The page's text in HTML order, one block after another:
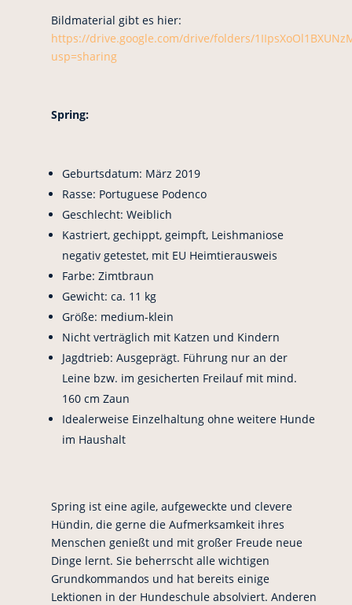
Bildmaterial gibt es hier:
https://drive.google.com/drive/folders/
usp=sharing
Spring:
Geburtsdatum: März 2019
Rasse: Portuguese Podenco
Geschlecht: Weiblich
Kastriert, gechippt, geimpft, Leishmaniose
negativ getestet, mit EU Heimtierausweis
Farbe: Zimtbraun
Gewicht: ca. 11 kg
Größe: medium-klein
Nicht verträglich mit Katzen und Kindern
Jagdtrieb: Ausgeprägt. Führung nur an der
Leine bzw. im gesicherten Freilauf mit mind.
160 cm Zaun
Idealerweise Einzelhaltung ohne weitere Hunde
im Haushalt
Spring ist eine agile, aufgeweckte und clevere
Hündin, die gerne die Aufmerksamkeit ihres
Menschen genießt und mit großer Freude neue
Dinge lernt. Sie beherrscht alle wichtigen
Grundkommandos und hat bereits einige
Lektionen in der Hundeschule absolviert. Anderen